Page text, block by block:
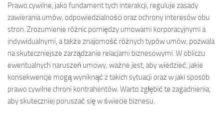
Prawo cywilne, jako fundament tych interakcji, reguluje zasady
zawierania umów, odpowiedzialności oraz ochrony interesów obu
stron. Zrozumienie różnic pomiędzy umowami korporacyjnymi a
indywidualnymi, a także znajomość różnych typów umów, pozwala
na skuteczniejsze zarządzanie relacjami biznesowymi. W obliczu
ewentualnych naruszeń umowy, ważne jest, aby wiedzieć, jakie
konsekwencje mogą wyniknąć z takich sytuacji oraz w jaki sposób
prawo cywilne chroni kontrahentów. Warto zgłębić te zagadnienia,
aby skuteczniej poruszać się w świecie biznesu.